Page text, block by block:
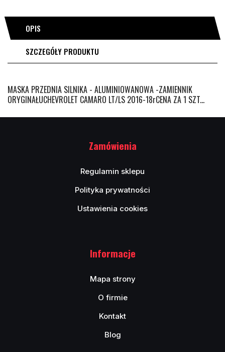
OPIS
SZCZEGÓŁY PRODUKTU
MASKA PRZEDNIA SILNIKA - ALUMINIOWANOWA -ZAMIENNIK
ORYGINAŁUCHEVROLET CAMARO LT/LS 2016-18rCENA ZA 1 SZT...
Zamówienia
Regulamin sklepu
Polityka prywatności
Ustawienia cookies
Informacje
Mapa strony
O firmie
Kontakt
Blog